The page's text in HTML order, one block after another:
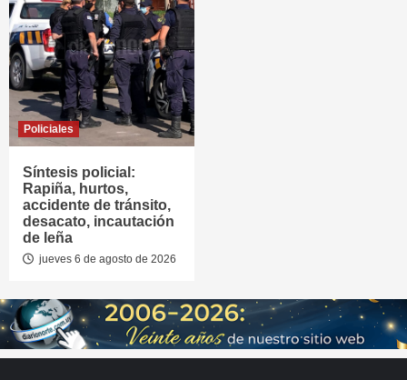
Policiales
Síntesis policial:
Rapiña, hurtos,
accidente de tránsito,
desacato, incautación
de leña
jueves 6 de agosto de 2026